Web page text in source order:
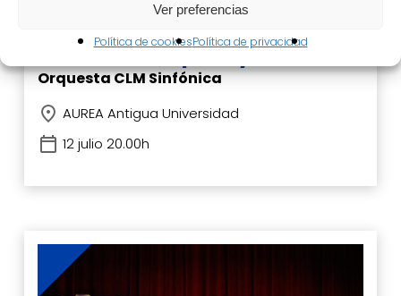
Ver preferencias
Política de cookiesPolítica de privacidad
Una noche con nuestros
clásicos de ópera y zarzuela
Orquesta CLM Sinfónica
AUREA Antigua Universidad
12 julio 20.00h